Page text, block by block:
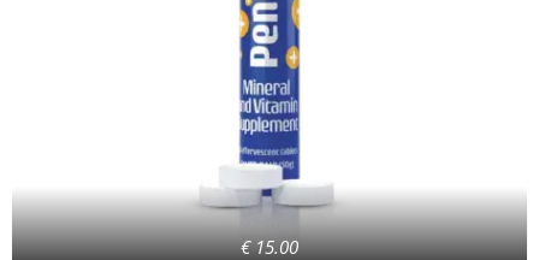
€ 15.00